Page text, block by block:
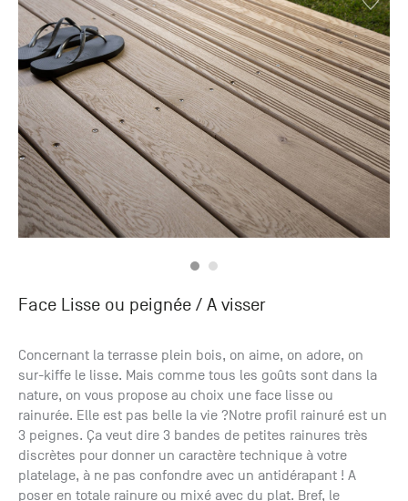
Face Lisse ou peignée / A visser
Concernant la terrasse plein bois, on aime, on adore, on
sur-kiffe le lisse. Mais comme tous les goûts sont dans la
nature, on vous propose au choix une face lisse ou
rainurée. Elle est pas belle la vie ?Notre profil rainuré est un
3 peignes. Ça veut dire 3 bandes de petites rainures très
discrètes pour donner un caractère technique à votre
platelage, à ne pas confondre avec un antidérapant ! A
poser en totale rainure ou mixé avec du plat. Bref, le